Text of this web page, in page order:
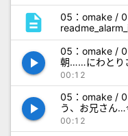
description
05：omake /
play_arrow
05：omake /
朝……にわとり
起きる……？
00:12
play_arrow
05：omake /
う、お兄さん
00:12